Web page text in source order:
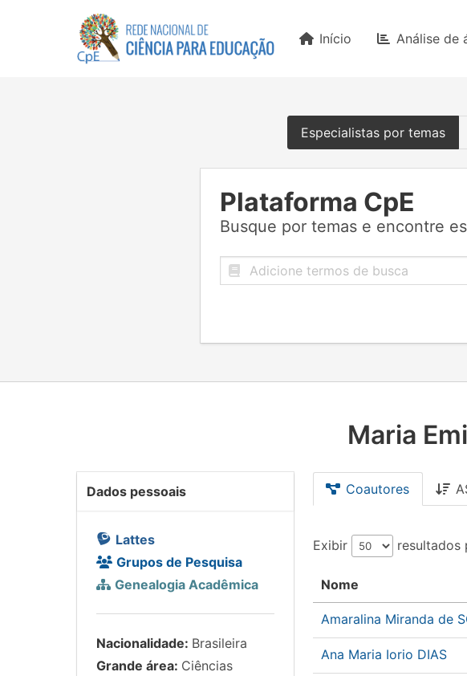
Início Análise de
Especialistas por temas
Plataforma CpE
Busque por temas e encontre
Maria
Dados pessoais
Lattes
Grupos de Pesquisa
Genealogia Acadêmica
Nacionalidade: Brasileira
Grande área: Ciências
Coautores
Exibir resultados
Nome
Amaralina Miranda de
Ana Maria Iorio DIAS